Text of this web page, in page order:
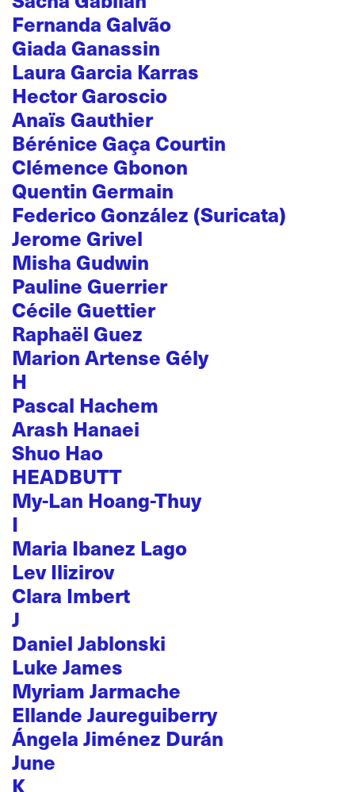
Fernanda Galvão
Giada Ganassin
Laura Garcia Karras
Hector Garoscio
Anaïs Gauthier
Bérénice Gaça Courtin
Clémence Gbonon
Quentin Germain
Federico González (Suricata)
Jerome Grivel
Misha Gudwin
Pauline Guerrier
Cécile Guettier
Raphaël Guez
Marion Artense Gély
H
Pascal Hachem
Arash Hanaei
Shuo Hao
HEADBUTT
My-Lan Hoang-Thuy
I
Maria Ibanez Lago
Lev Ilizirov
Clara Imbert
J
Daniel Jablonski
Luke James
Myriam Jarmache
Ellande Jaureguiberry
Ángela Jiménez Durán
June
K